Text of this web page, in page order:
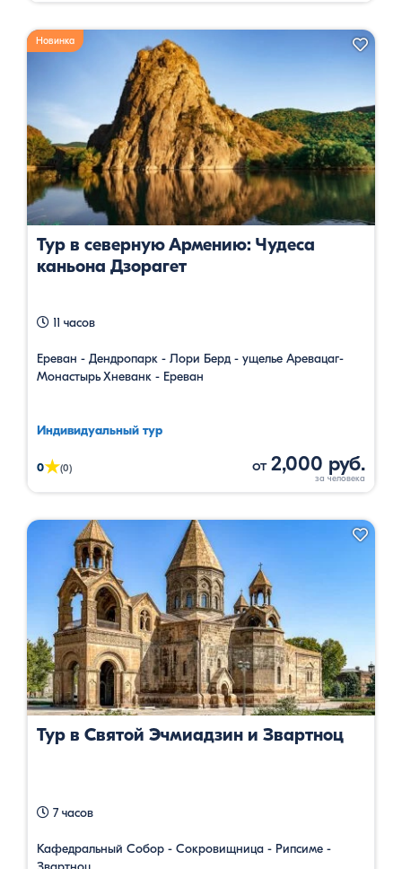
Новинка
Тур в северную Армению: Чудеса
каньона Дзорагет
11 часов
Ереван - Дендропарк - Лори Берд - ущелье Аревацаг-
Монастырь Хневанк - Ереван
Индивидуальный тур
0★(0) от 2,000 руб.
Тур в Святой Эчмиадзин и Звартноц
7 часов
Кафедральный Собор - Сокровищница - Рипсиме -